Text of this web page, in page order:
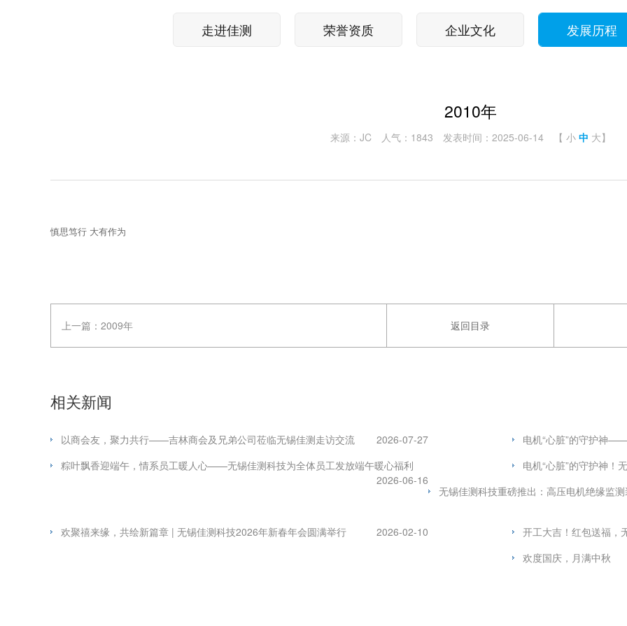
走进佳测 荣誉资质 企业文化 发展历程
2010年
来源：JC 人气：1843 发表时间：2025-06-14 【 小 中 大】
慎思笃行 大有作为
上一篇： 2009年 返回目录
相关新闻
以商会友，聚力共行——吉林商会及兄弟公司莅临无锡佳测走访交流 2026-07-27
电机“心脏”的守护神
粽叶飘香迎端午，情系员工暖人心——无锡佳测科技为全体员工发放端午暖心福利
2026-06-16
电机“心脏”的守护神！
无锡佳测科技重磅推出：高压电机绝缘监
开工大吉！红包送福，
欢聚禧来缘，共绘新篇章 | 无锡佳测科技2026年新春年会圆满举行
2026-02-10
欢度国庆，月满中秋